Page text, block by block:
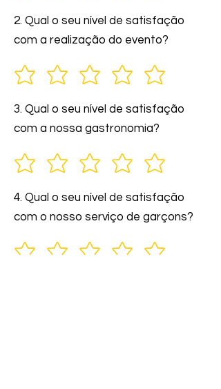
2. Qual o seu nível de satisfação
com a realização do evento?
3. Qual o seu nível de satisfação
com a nossa gastronomia?
4. Qual o seu nível de satisfação
com o nosso serviço de garçons?